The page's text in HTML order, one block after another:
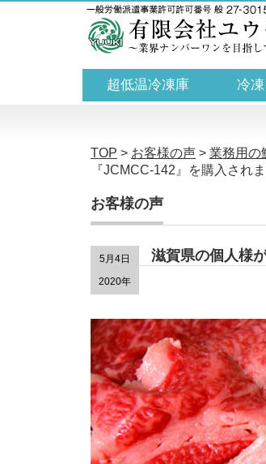
超低温冷凍庫 冷
TOP > お客様の声 > 業務用の
『JCMCC-142』を購入されま
お客様の声
5月4日
2020年
滋賀県の個人様